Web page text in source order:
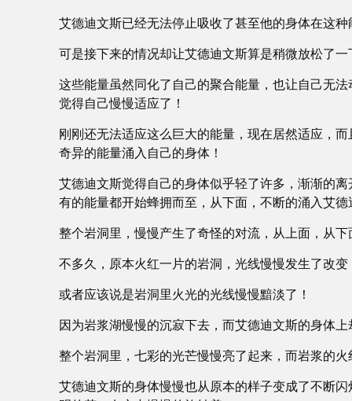
艾德迪文斯已经无法停止吸收了甚至他的身体在这
可是接下来的情况却让艾德迪文斯算是稍微放松了一
这些能量虽然同化了自己的聚合能量，也让自己无
觉得自己慢慢适应了！
刚刚还无法适应这么巨大的能量，现在居然适应，
奇异的能量涌入自己的身体！
艾德迪文斯觉得自己的身体似乎轻了许多，渐渐的
有的能量都开始蜂拥而至，从下面，不断的涌入艾
整个岩洞里，慢慢产生了奇怪的对流，从上面，从
不多久，原本火红一片的岩洞，光线慢慢发生了改变
或者应该说是岩洞里火光的光线慢慢黯淡了！
因为岩浆湖慢慢的沉寂下去，而艾德迪文斯的身体
整个岩洞里，七彩的光芒慢慢亮了起来，而岩浆的
艾德迪文斯的身体慢慢也从原本的样子变成了不断